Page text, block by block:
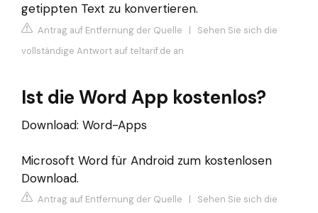
getippten Text zu konvertieren.
Antrag auf Entfernung der Quelle | Sehen Sie sich die
vollständige Antwort auf teltarif.de an
Ist die Word App kostenlos?
Download: Word-Apps
Microsoft Word für Android zum kostenlosen
Download.
Antrag auf Entfernung der Quelle | Sehen Sie sich die